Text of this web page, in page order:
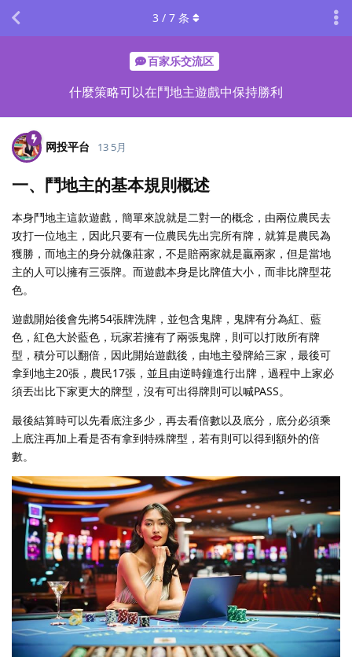
百家乐交流区
什麼策略可以在鬥地主遊戲中保持勝利
3 / 7 条
网投平台 13 5月
一、鬥地主的基本規則概述
本身鬥地主這款遊戲，簡單來說就是二對一的概念，由兩位農民去
攻打一位地主，因此只要有一位農民先出完所有牌，就算是農民為
獲勝，而地主的身分就像莊家，不是賠兩家就是贏兩家，但是當地
主的人可以擁有三張牌。而遊戲本身是比牌值大小，而非比牌型花
色。
遊戲開始後會先將54張牌洗牌，並包含鬼牌，鬼牌有分為紅、藍
色，紅色大於藍色，玩家若擁有了兩張鬼牌，則可以打敗所有牌
型，積分可以翻倍，因此開始遊戲後，由地主發牌給三家，最後可
拿到地主20張，農民17張，並且由逆時鐘進行出牌，過程中上家必
須丟出比下家更大的牌型，沒有可出得牌則可以喊PASS。
最後結算時可以先看底注多少，再去看倍數以及底分，底分必須乘
上底注再加上看是否有拿到特殊牌型，若有則可以得到額外的倍
數。